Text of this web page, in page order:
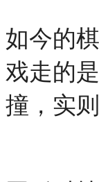
如今的
戏走的
撞，实